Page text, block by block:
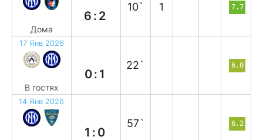
Дома
6:2
10` 1 7.7
17 Янв 2026
В гостях
0:1
22` 6.0
14 Янв 2026
1:0
57` 6.2